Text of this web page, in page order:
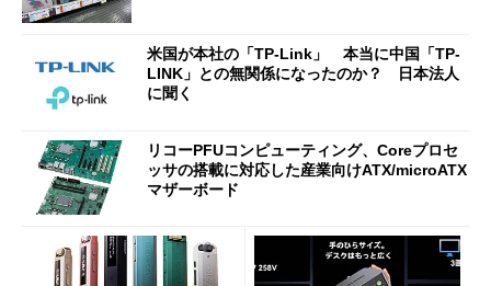
米国が本社の「TP-Link」 本当に中国「TP-
LINK」との無関係になったのか？ 日本法人
に聞く
リコーPFUコンピューティング、Coreプロセ
ッサの搭載に対応した産業向けATX/microATX
マザーボード